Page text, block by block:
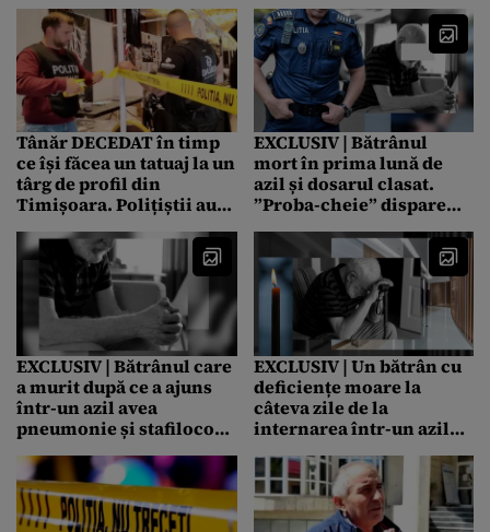
Tânăr DECEDAT în timp
ce își făcea un tatuaj la un
târg de profil din
Timișoara. Polițiștii au
ucidere din culpă
EXCLUSIV | Bătrânul
mort în prima lună de
azil și dosarul clasat.
”Proba-cheie” dispare
să înceapă urmărirea
penală (Ep. 3)
EXCLUSIV | Bătrânul care
a murit după ce a ajuns
într-un azil avea
pneumonie și stafilococ
să îl trimită la Psihiatrie
(Ep. 2)
EXCLUSIV | Un bătrân cu
deficiențe moare la
câteva zile de la
internarea într-un azil
rămâne nelămurit de
zece ani